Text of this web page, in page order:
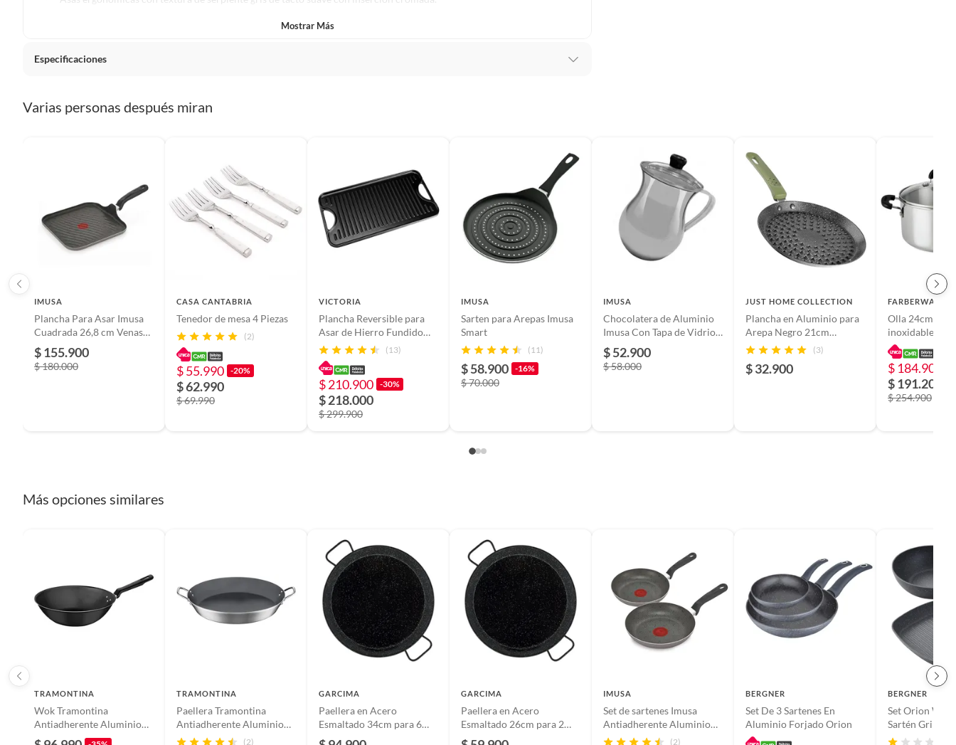
Mostrar Más
Especificaciones
Color
País de origen China
Material Aluminio forjado
Asadera
Varias personas después miran
IMUSA
Plancha Para Asar Imusa
Cuadrada 26,8 cm Venas
Force
$ 155.900
$ 180.000
CASA CANTABRIA
Tenedor de mesa 4 Piezas
(2)
$ 55.990 -20%
$ 62.990
$ 69.990
VICTORIA
Plancha Reversible para
Asar de Hierro Fundido
Victoria 47 X 25 Cm
31770
(13)
$ 210.900 -30%
$ 218.000
$ 299.900
IMUSA
Sarten para Arepas Imusa
Smart
(11)
$ 58.900 -16%
$ 70.000
IMUSA
Chocolatera de Aluminio
Imusa Con Tapa de Vidrio
12.5 cm 2 Litros
$ 52.900
$ 58.000
JUST HOME COLLECTION
Plancha en Aluminio para
Arepa Negro 21cm
Antiadherente Libre de
Home Collection
(3)
$ 32.900
FARBERWARE
Olla 24cm
inoxidable con
vidrio
Farberware
$ 184.900
$ 191.200
$ 254.900
Más opciones similares
TRAMONTINA
Wok Tramontina
Antiadherente Aluminio
28 cm
TRAMONTINA
Paellera Tramontina
Antiadherente Aluminio
45 cm
(2)
GARCIMA
Paellera en Acero
Esmaltado 34cm para 6
Porciones
GARCIMA
Paellera en Acero
Esmaltado 26cm para 2
Porciones
IMUSA
Set de sartenes Imusa
Antiadherente Aluminio
20-24cm
(2)
BERGNER
Set De 3 Sartenes En
Aluminio Forjado Orion
BERGNER
Set Orion Wok
Sartén Grill 28
Antiadherente